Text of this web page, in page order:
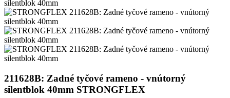
211628B: Zadné tyčové rameno - vnútorný
silentblok 40mm STRONGFLEX